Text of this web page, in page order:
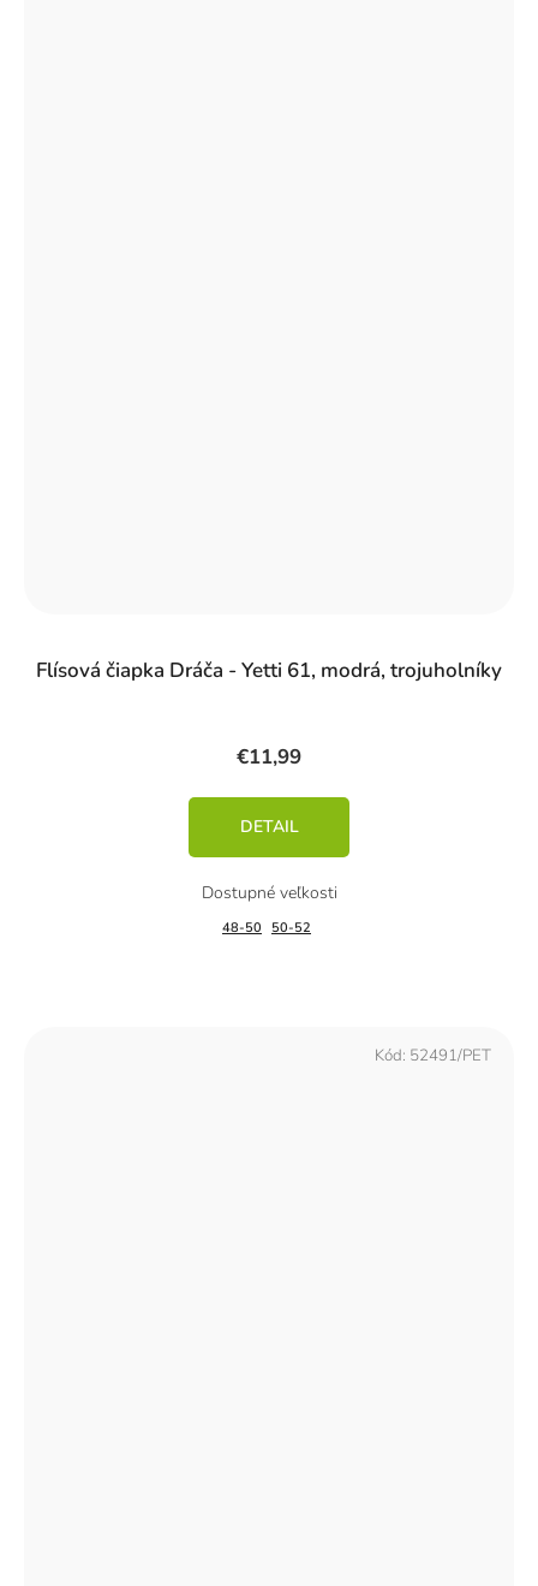
Flísová čiapka Dráča - Yetti 61, modrá, trojuholníky
€11,99
DETAIL
48-50 50-52
Kód: 52491/PET